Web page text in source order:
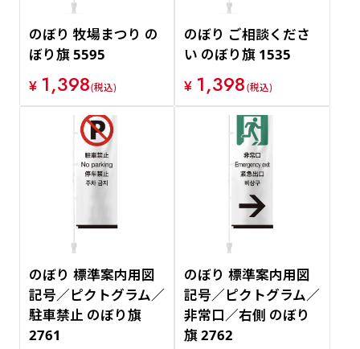
のぼり 牧場まつり の
ぼり旗 5595
¥ 1,398(税込)
のぼり ご相談くださ
い のぼり旗 1535
¥ 1,398(税込)
のぼり 標準案内用図
記号／ピクトグラム／
駐車禁止 のぼり旗
2761
のぼり 標準案内用図
記号／ピクトグラム／
非常口／右側 のぼり
旗 2762